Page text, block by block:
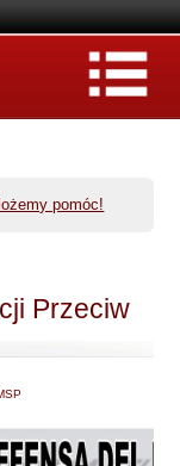
pomóc!
Przeciw